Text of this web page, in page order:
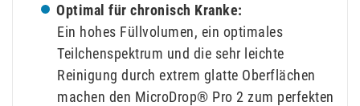
Optimal für chronisch Kranke:
Ein hohes Füllvolumen, ein optimales
Teilchenspektrum und die sehr leichte
Reinigung durch extrem glatte Oberflächen
machen den MicroDrop® Pro 2 zum perfekten